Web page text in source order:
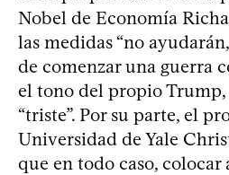
Nobel de Economía
las medidas “no
de comenzar una guerra
el tono del propio Trump,
“triste”. Por su parte, el
Universidad de Yale
que en todo caso, colocar